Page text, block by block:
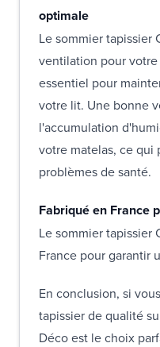
optimale
Le sommier tapissier
ventilation pour
essentiel pour
votre lit. Une bonne
l'accumulation
votre matelas, ce qui
problèmes de santé.
Fabriqué en France
Le sommier tapissier
France pour garantir
En conclusion, si
tapissier de qualité
Déco est le choix